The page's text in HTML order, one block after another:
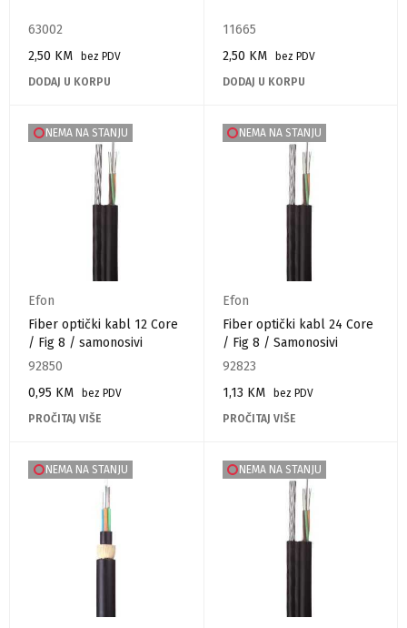
63002
2,50 KM
bez PDV
DODAJ U KORPU
11665
2,50 KM
bez PDV
DODAJ U KORPU
NEMA NA STANJU
Efon
Fiber optički kabl 12 Core
/ Fig 8 / samonosivi
92850
0,95 KM
bez PDV
PROČITAJ VIŠE
NEMA NA STANJU
Efon
Fiber optički kabl 24 Core
/ Fig 8 / Samonosivi
92823
1,13 KM
bez PDV
PROČITAJ VIŠE
NEMA NA STANJU NEMA NA STANJU